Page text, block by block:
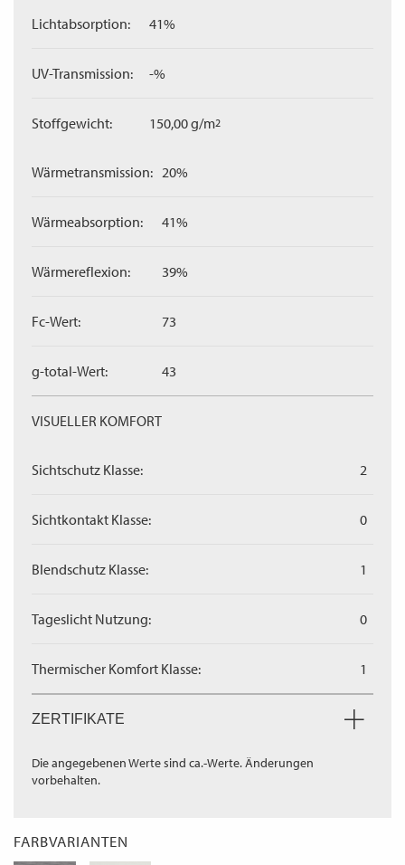
Lichtabsorption: 41%
UV-Transmission: -%
Stoffgewicht: 150,00 g/m2
Wärmetransmission: 20%
Wärmeabsorption: 41%
Wärmereflexion: 39%
Fc-Wert: 73
g-total-Wert: 43
VISUELLER KOMFORT
Sichtschutz Klasse: 2
Sichtkontakt Klasse: 0
Blendschutz Klasse: 1
Tageslicht Nutzung: 0
Thermischer Komfort Klasse: 1
ZERTIFIKATE
Die angegebenen Werte sind ca.-Werte. Änderungen
vorbehalten.
FARBVARIANTEN